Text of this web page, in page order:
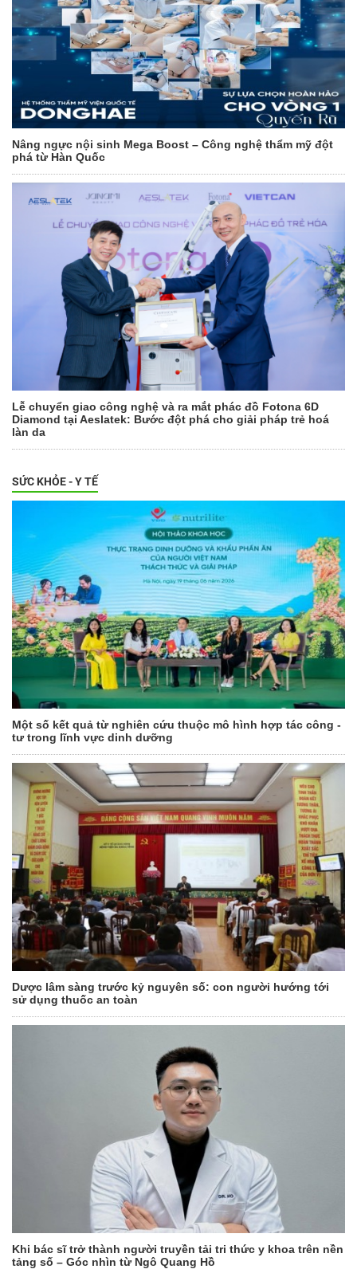
Nâng ngực nội sinh Mega Boost – Công nghệ thẩm mỹ đột
phá từ Hàn Quốc
Lễ chuyển giao công nghệ và ra mắt phác đồ Fotona 6D
Diamond tại Aeslatek: Bước đột phá cho giải pháp trẻ hoá
làn da
SỨC KHỎE - Y TẾ
Một số kết quả từ nghiên cứu thuộc mô hình hợp tác công -
tư trong lĩnh vực dinh dưỡng
Dược lâm sàng trước kỷ nguyên số: con người hướng tới
sử dụng thuốc an toàn
Khi bác sĩ trở thành người truyền tải tri thức y khoa trên nền
tảng số – Góc nhìn từ Ngô Quang Hồ